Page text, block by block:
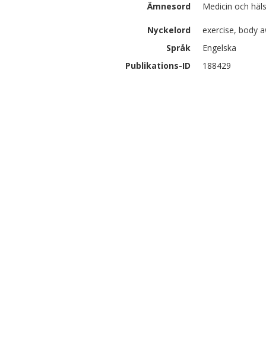
Ämnesord Medicin och
Nyckelord
exercise, body
Språk
Engelska
Publikations-ID
188429